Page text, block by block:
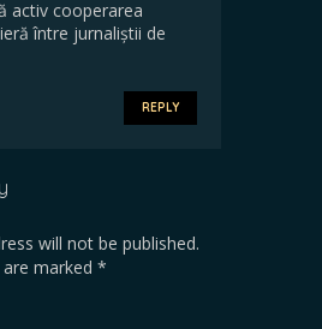
activ cooperarea
între jurnaliștii de
REPLY
will not be published.
marked *